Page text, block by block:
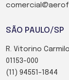
SÃO PAULO/SP
R. Vitorino
01153-000
(11) 94551-1844